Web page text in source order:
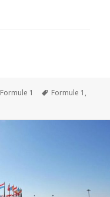
Catégories
Formule 1
Mots-
Formule 1,